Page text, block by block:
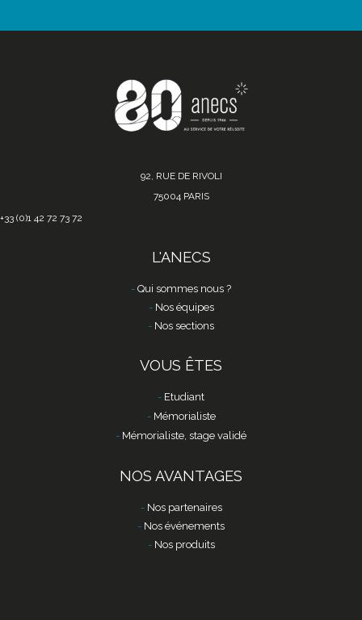
92, RUE DE RIVOLI
75004 PARIS
+33 (0)1 42 72 73 72
L'ANECS
Qui sommes nous ?
Nos équipes
Nos sections
VOUS ÊTES
Etudiant
Mémorialiste
Mémorialiste, stage validé
NOS AVANTAGES
Nos partenaires
Nos événements
Nos produits